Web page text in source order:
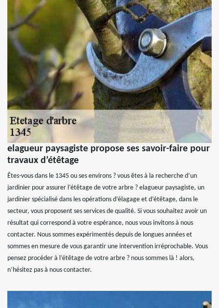
elagueur paysagiste propose ses savoir-faire pour
travaux d’étêtage
Êtes-vous dans le 1345 ou ses environs ? vous êtes à la recherche d’un
jardinier pour assurer l’étêtage de votre arbre ? elagueur paysagiste, un
jardinier spécialisé dans les opérations d’élagage et d’étêtage, dans le
secteur, vous proposent ses services de qualité. Si vous souhaitez avoir un
résultat qui correspond à votre espérance, nous vous invitons à nous
contacter. Nous sommes expérimentés depuis de longues années et
sommes en mesure de vous garantir une intervention irréprochable. Vous
pensez procéder à l’étêtage de votre arbre ? nous sommes là ! alors,
n’hésitez pas à nous contacter.